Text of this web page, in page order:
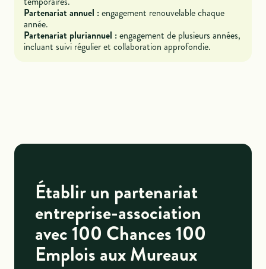
Partenariat annuel :engagement renouvelable chaque
année.
Partenariat pluriannuel :engagement de plusieurs années,
incluant suivi régulier et collaboration approfondie.
Établir un partenariat
entreprise-association
avec 100 Chances 100
Emplois aux Mureaux